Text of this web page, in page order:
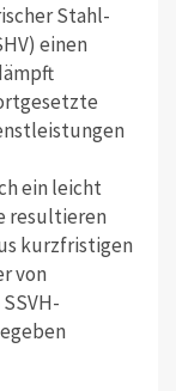
Stahl-
einen
ein leicht
resultieren
kurzfristigen
von